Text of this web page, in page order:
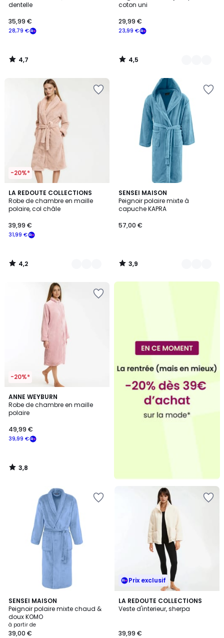
dentelle
€
souscrivez
notre
programme
28,79 €
35,99 €
4,7
/
coton uni
23,99 €
29,99 €
4,5
/
-20%*
LA REDOUTE COLLECTIONS
Robe de chambre en maille
polaire, col châle
31,99 €
39,99 €
4,2
/ 5
3
Couleurs
4,2
/
SENSEI MAISON
Peignoir polaire mixte à
capuche KAPRA
57,00 €
3,9
/ 5
2
Couleurs
3,9
/
-20%*
ANNE WEYBURN
Robe de chambre en maille
polaire
39,99 €
49,99 €
3,8
/ 5
3,8
/
SENSEI MAISON
Peignoir polaire mixte chaud &
doux KOMO
à partir de
39,00 €
4,4
/ 5
12
Couleurs
Prix exclusif
LA REDOUTE COLLECTIONS
Veste d'interieur, sherpa
39,99 €
4,7
/ 5
2
Couleurs